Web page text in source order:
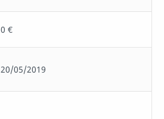
0 €
20/05/2019